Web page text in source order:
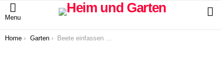
Menu
You are here:
Home Garten Beete einfassen – dass muss man zu Rasenkanten wissen